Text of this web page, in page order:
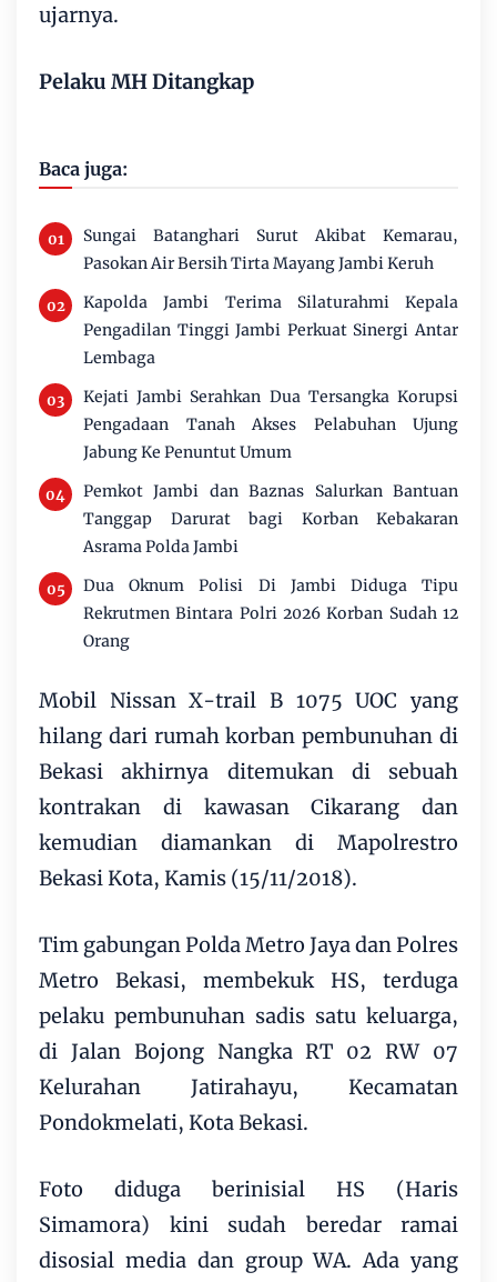
ujarnya.
Pelaku MH Ditangkap
Baca juga:
Sungai Batanghari Surut Akibat Kemarau,
Pasokan Air Bersih Tirta Mayang Jambi Keruh
Kapolda Jambi Terima Silaturahmi Kepala
Pengadilan Tinggi Jambi Perkuat Sinergi Antar
Lembaga
Kejati Jambi Serahkan Dua Tersangka Korupsi
Pengadaan Tanah Akses Pelabuhan Ujung
Jabung Ke Penuntut Umum
Pemkot Jambi dan Baznas Salurkan Bantuan
Tanggap Darurat bagi Korban Kebakaran
Asrama Polda Jambi
Dua Oknum Polisi Di Jambi Diduga Tipu
Rekrutmen Bintara Polri 2026 Korban Sudah 12
Orang
Mobil Nissan X-trail B 1075 UOC yang
hilang dari rumah korban pembunuhan di
Bekasi akhirnya ditemukan di sebuah
kontrakan di kawasan Cikarang dan
kemudian diamankan di Mapolrestro
Bekasi Kota, Kamis (15/11/2018).
Tim gabungan Polda Metro Jaya dan Polres
Metro Bekasi, membekuk HS, terduga
pelaku pembunuhan sadis satu keluarga,
di Jalan Bojong Nangka RT 02 RW 07
Kelurahan Jatirahayu, Kecamatan
Pondokmelati, Kota Bekasi.
Foto diduga berinisial HS (Haris
Simamora) kini sudah beredar ramai
disosial media dan group WA. Ada yang